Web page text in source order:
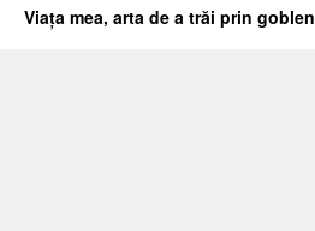
Viața mea, arta de a trăi prin goblen